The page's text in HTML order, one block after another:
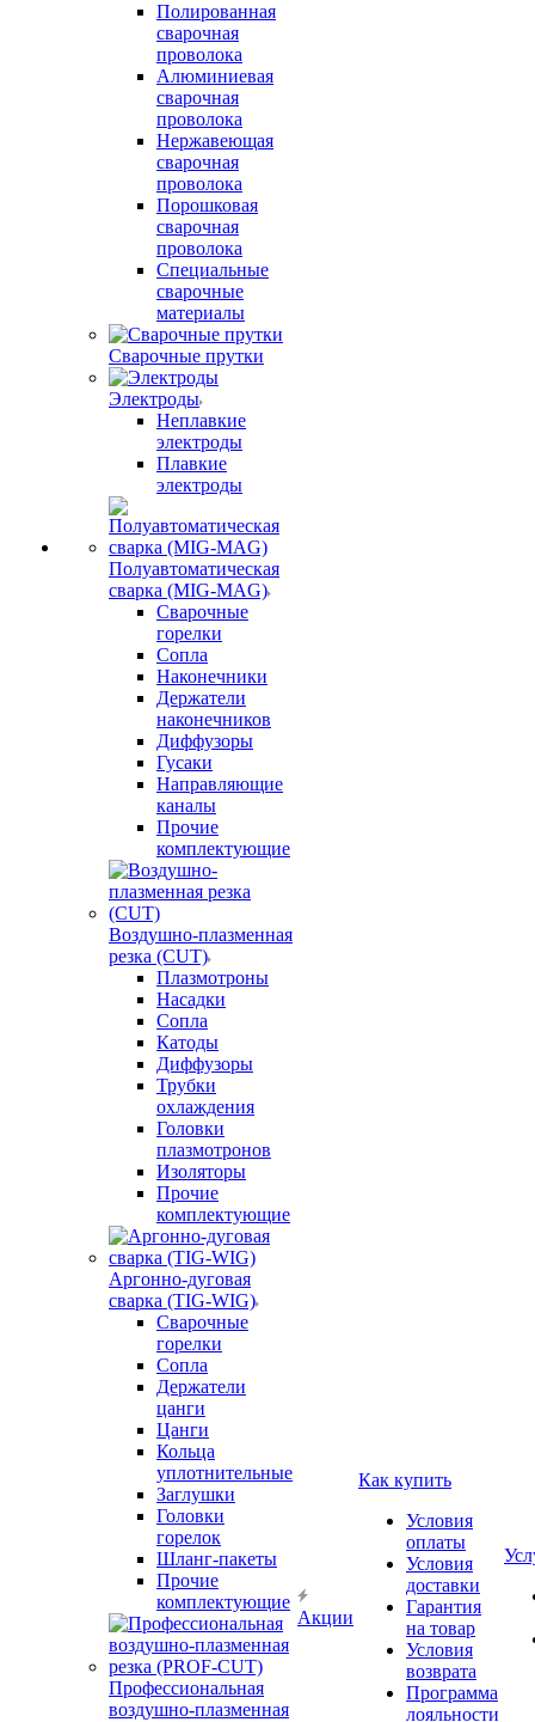
Полированная
сварочная
проволока
Алюминиевая
сварочная
проволока
Нержавеющая
сварочная
проволока
Порошковая
сварочная
проволока
Специальные
сварочные
материалы
Сварочные прутки
Электроды
Неплавкие
электроды
Плавкие
электроды
Полуавтоматическая
сварка (MIG-MAG)
Сварочные
горелки
Сопла
Наконечники
Держатели
наконечников
Диффузоры
Гусаки
Направляющие
каналы
Прочие
комплектующие
Воздушно-плазменная
резка (CUT)
Плазмотроны
Насадки
Сопла
Катоды
Диффузоры
Трубки
охлаждения
Головки
плазмотронов
Изоляторы
Прочие
комплектующие
Аргонно-дуговая
сварка (TIG-WIG)
Сварочные
горелки
Сопла
Держатели
цанги
Цанги
Кольца
уплотнительные
Заглушки
Головки
горелок
Шланг-пакеты
Прочие
комплектующие
Профессиональная
воздушно-плазменная
Акции
Как купить
Условия
оплаты
Условия
доставки
Гарантия
на товар
Условия
возврата
Программа
лояльности